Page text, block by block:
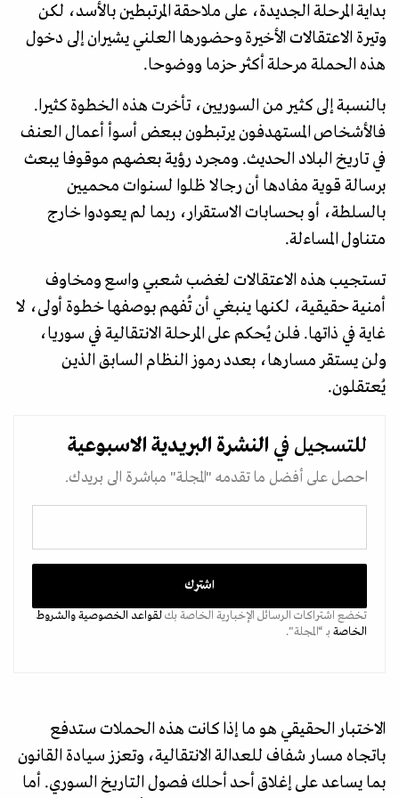
بداية المرحلة الجديدة، على ملاحقة المرتبطين بالأسد، لكن
وتيرة الاعتقالات الأخيرة وحضورها العلني يشيران إلى دخول
هذه الحملة مرحلة أكثر حزما ووضوحا.
بالنسبة إلى كثير من السوريين، تأخرت هذه الخطوة كثيرا.
فالأشخاص المستهدفون يرتبطون ببعض أسوأ أعمال العنف
في تاريخ البلاد الحديث. ومجرد رؤية بعضهم موقوفا يبعث
برسالة قوية مفادها أن رجالا ظلوا لسنوات محميين
بالسلطة، أو بحسابات الاستقرار، ربما لم يعودوا خارج
متناول المساءلة.
تستجيب هذه الاعتقالات لغضب شعبي واسع ومخاوف
أمنية حقيقية، لكنها ينبغي أن تُفهم بوصفها خطوة أولى، لا
غاية في ذاتها. فلن يُحكم على المرحلة الانتقالية في سوريا،
ولن يستقر مسارها، بعدد رموز النظام السابق الذين
يُعتقلون.
للتسجيل في النشرة البريدية الاسبوعية
احصل على أفضل ما تقدمه "المجلة" مباشرة الى بريدك.
تخضع اشتراكات الرسائل الإخبارية الخاصة بكلقواعد الخصوصيةوالشروط
الخاصة بـ “المجلة".
الاختبار الحقيقي هو ما إذا كانت هذه الحملات ستدفع
باتجاه مسار شفاف للعدالة الانتقالية، وتعزز سيادة القانون
بما يساعد على إغلاق أحد أحلك فصول التاريخ السوري. أما